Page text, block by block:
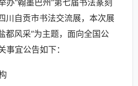
办“翰墨巴州”第七届书法篆刻
川自贡市书法交流展，本次展
都风采”为主题，面向全国公
事宜公告如下：